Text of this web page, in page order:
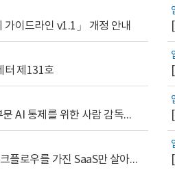
가이드라인 v1.1」 개정 안내
터 제131호
[AI.GOV 이슈리포트 2026-1호]공공부문 AI 통제를 위한 사람 감독의 해외 사례 분석 및 시사점
[디지털서비스 이슈리포트2026-7] 워크플로우를 가진 SaaS만 살아남는다